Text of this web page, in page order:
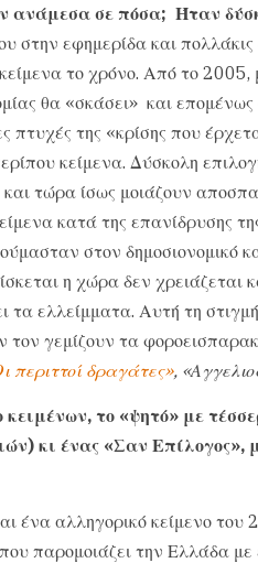
ανάμεσα σε πόσα; Ήταν
στην εφημερίδα και
το χρόνο. Από το 2005,
θα «σκάσει» και
πτυχές της «κρίσης που
κείμενα. Δύσκολη
και τώρα ίσως μοιάζουν
κατά της επανίδρυσης
στον δημοσιονομικό
η χώρα δεν
ελλείμματα. Αυτή τη
γεμίζουν τα
περιττοί δραγάτες»,
το «ψητό» με
κι ένας «Σαν Επίλογος»,
ένα αλληγορικό κείμενο του
παρομοιάζει την Ελλάδα